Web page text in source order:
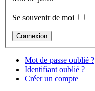
Se souvenir de moi
Mot de passe oublié ?
Identifiant oublié ?
Créer un compte